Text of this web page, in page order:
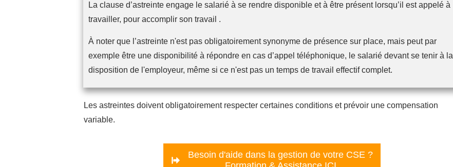
La clause d’astreinte engage le salarié à se rendre disponible et à être présent lorsqu’il est appelé à
travailler, pour accomplir son travail .
À noter que l’astreinte n'est pas obligatoirement synonyme de présence sur place, mais peut par
exemple être une disponibilité à répondre en cas d’appel téléphonique, le salarié devant se tenir à la
disposition de l'employeur, même si ce n'est pas un temps de travail effectif complet.
Les astreintes doivent obligatoirement respecter certaines conditions et prévoir une compensation
variable.
Besoin d'aide dans la gestion de votre CSE ?